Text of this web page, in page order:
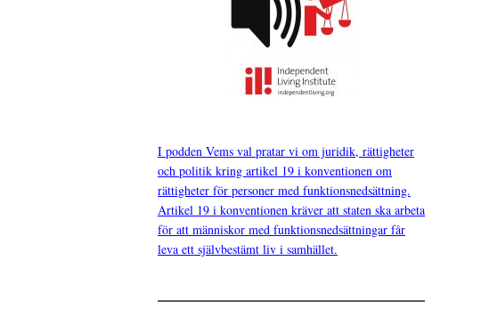
I podden Vems val pratar vi om juridik, rättigheter
och politik kring artikel 19 i konventionen om
rättigheter för personer med funktionsnedsättning.
Artikel 19 i konventionen kräver att staten ska arbeta
för att människor med funktionsnedsättningar får
leva ett självbestämt liv i samhället.